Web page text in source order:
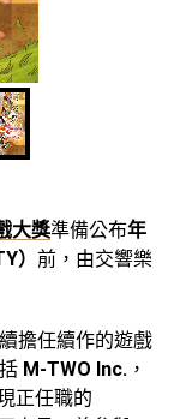
大獎準備公布年
） 前，由交響樂
擔任續作的遊戲
M-TWO Inc. ，
正任職的